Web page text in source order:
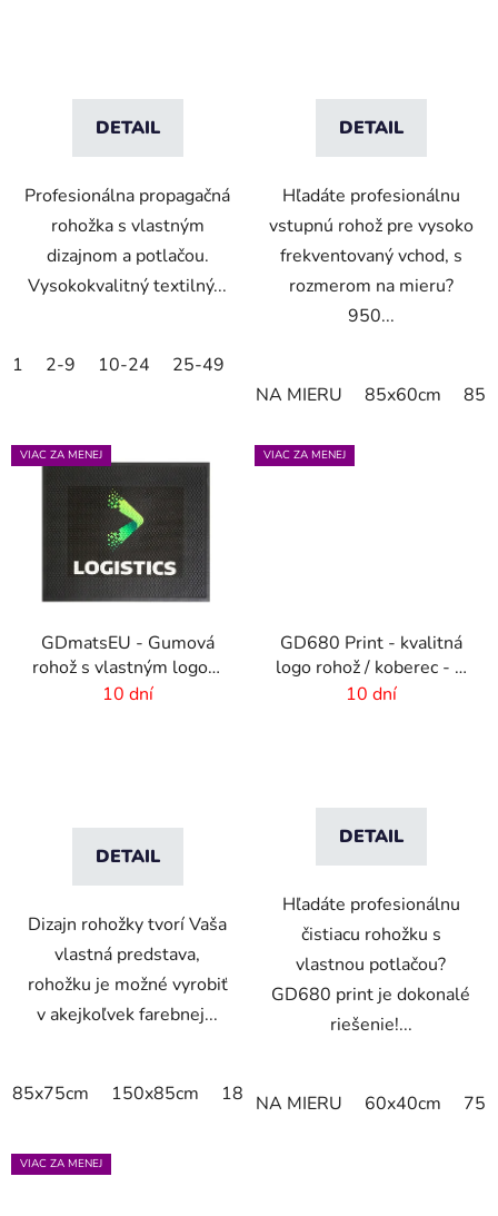
DETAIL
Profesionálna propagačná
rohožka s vlastným
dizajnom a potlačou.
Vysokokvalitný textilný...
1 2-9 10-24 25-49
DETAIL
Hľadáte profesionálnu
vstupnú rohož pre vysoko
frekventovaný vchod, s
rozmerom na mieru?
950...
NA MIERU 85x60cm
VIAC ZA MENEJ
GDmatsEU - Gumová
rohož s vlastným logom
- interiér-exteriér
10 dní
DETAIL
Dizajn rohožky tvorí Vaša
vlastná predstava,
rohožku je možné vyrobiť
v akejkoľvek farebnej...
85x75cm 150x85cm 180x115cm 250x150cm
VIAC ZA MENEJ
GD680 Print - kvalitná
logo rohož / koberec - 8
mm vlas
10 dní
DETAIL
Hľadáte profesionálnu
čistiacu rohožku s
vlastnou potlačou?
GD680 print je dokonalé
riešenie!...
NA MIERU 60x40cm
VIAC ZA MENEJ